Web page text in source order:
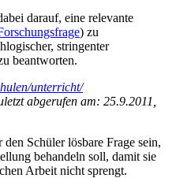
darauf, eine relevante
) zu
stringenter
beantworten.
unterricht/
abgerufen am: 25.9.2011,
Schüler lösbare Frage sein,
behandeln soll, damit sie
Arbeit nicht sprengt.